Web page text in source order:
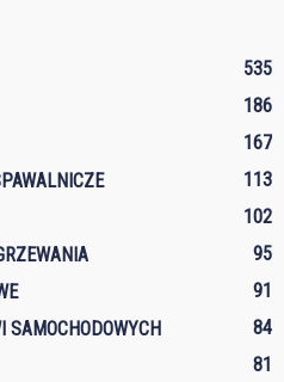
535
186
167
113
102
95
91
SAMOCHODOWYCH
84
81